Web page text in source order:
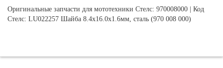
Оригинальные запчасти для мототехники Стелс: 970008000 | Код
Стелс: LU022257 Шайба 8.4x16.0x1.6мм, сталь (970 008 000)